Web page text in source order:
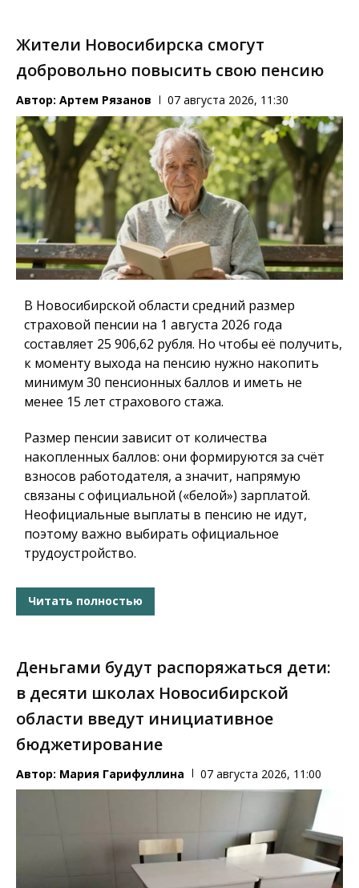
Жители Новосибирска смогут
добровольно повысить свою пенсию
Автор: Артем Рязанов 07 августа 2026, 11:30
В Новосибирской области средний размер
страховой пенсии на 1 августа 2026 года
составляет 25 906,62 рубля. Но чтобы её получить,
к моменту выхода на пенсию нужно накопить
минимум 30 пенсионных баллов и иметь не
менее 15 лет страхового стажа.
Размер пенсии зависит от количества
накопленных баллов: они формируются за счёт
взносов работодателя, а значит, напрямую
связаны с официальной («белой») зарплатой.
Неофициальные выплаты в пенсию не идут,
поэтому важно выбирать официальное
трудоустройство.
Читать полностью
Деньгами будут распоряжаться дети:
в десяти школах Новосибирской
области введут инициативное
бюджетирование
Автор: Мария Гарифуллина 07 августа 2026, 11:00